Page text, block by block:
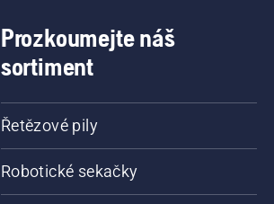
Prozkoumejte náš
sortiment
Řetězové pily
Robotické sekačky